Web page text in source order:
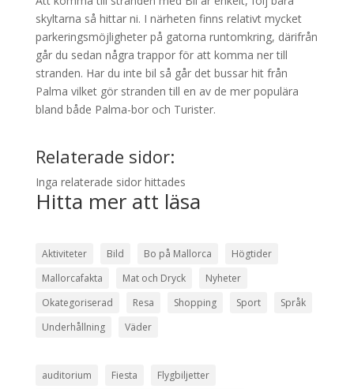
skyltarna så hittar ni. I närheten finns relativt mycket
parkeringsmöjligheter på gatorna runtomkring, därifrån
går du sedan några trappor för att komma ner till
stranden. Har du inte bil så går det bussar hit från
Palma vilket gör stranden till en av de mer populära
bland både Palma-bor och Turister.
Relaterade sidor:
Inga relaterade sidor hittades
Hitta mer att läsa
Aktiviteter Bild Bo på Mallorca
Högtider
Mallorcafakta
Mat och Dryck
Nyheter
Okategoriserad
Resa Shopping Sport
Språk
Underhållning
Väder
auditorium Fiesta
Flygbiljetter